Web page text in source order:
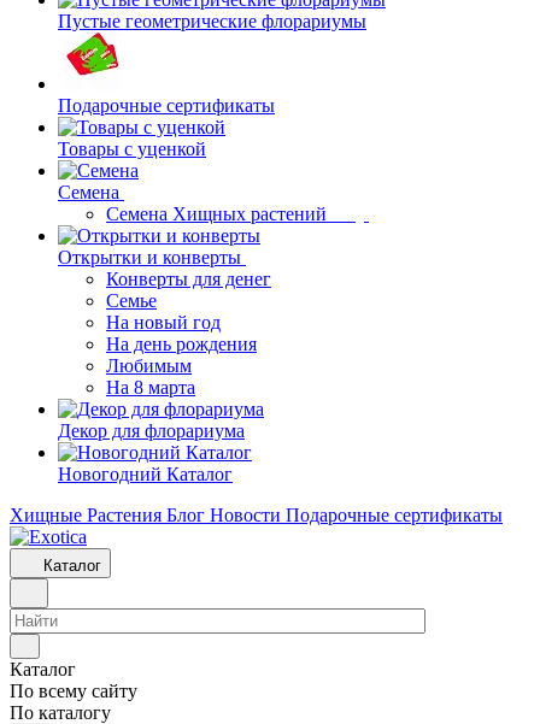
Пустые геометрические флорариумы
Подарочные сертификаты
Товары с уценкой
Семена
Семена Хищных растений
Открытки и конверты
Конверты для денег
Семье
На новый год
На день рождения
Любимым
На 8 марта
Декор для флорариума
Новогодний Каталог
Хищные Растения Блог Новости Подарочные сертификаты
Каталог
Каталог
По всему сайту
По каталогу